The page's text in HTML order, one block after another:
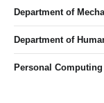
Department of
Department of
Personal